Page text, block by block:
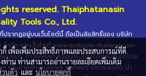
reserved. Thaiphatanasin
Tools Co., Ltd.
รากฏอยู่บนเว็บไซต์นี้ ถือเป็นลิขสิทธิ์ของ บริษัท
กัด และเว็บไซต์ www.tpqtools-thailand.com
ยนแบบ ดาวน์โหลด หรือนำไปใช้ประโยชน์อื่นใดโดย
เป็นลายลักษณ์อักษร หากพบว่ามีการละเมิด นำ
กี้ เพื่อเพิ่มประสิทธิภาพและประสบการณ์ที่ดี
ท่าน ท่านสามารถอ่านรายละเอียดเพิ่มเติม
วนตัวและนโยบายคุกกี้